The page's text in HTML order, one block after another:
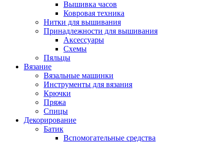
Вышивка часов
Ковровая техника
Нитки для вышивания
Принадлежности для вышивания
Аксессуары
Схемы
Пяльцы
Вязание
Вязальные машинки
Инструменты для вязания
Крючки
Пряжа
Спицы
Декорирование
Батик
Вспомогательные средства